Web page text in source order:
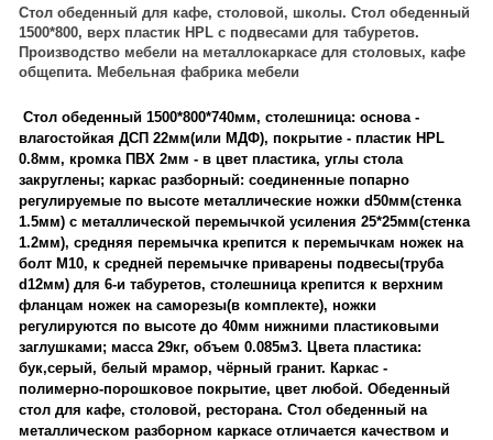
Стол обеденный для кафе, столовой, школы. Стол обеденный
1500*800, верх пластик HPL с подвесами для табуретов.
Производство мебели на металлокаркасе для столовых, кафе
общепита. Мебельная фабрика мебели
Стол обеденный 1500*800*740мм, столешница: основа -
влагостойкая ДСП 22мм(или МДФ), покрытие - пластик HPL
0.8мм, кромка ПВХ 2мм - в цвет пластика, углы стола
закруглены; каркас разборный: соединенные попарно
регулируемые по высоте металлические ножки d50мм(стенка
1.5мм) с металлической перемычкой усиления 25*25мм(стенка
1.2мм), средняя перемычка крепится к перемычкам ножек на
болт М10, к средней перемычке приварены подвесы(труба
d12мм) для 6-и табуретов, столешница крепится к верхним
фланцам ножек на саморезы(в комплекте), ножки
регулируются по высоте до 40мм нижними пластиковыми
заглушками; масса 29кг, объем 0.085м3. Цвета пластика:
бук,серый, белый мрамор, чёрный гранит. Каркас -
полимерно-порошковое покрытие, цвет любой. Обеденный
стол для кафе, столовой, ресторана. Стол обеденный на
металлическом разборном каркасе отличается качеством и